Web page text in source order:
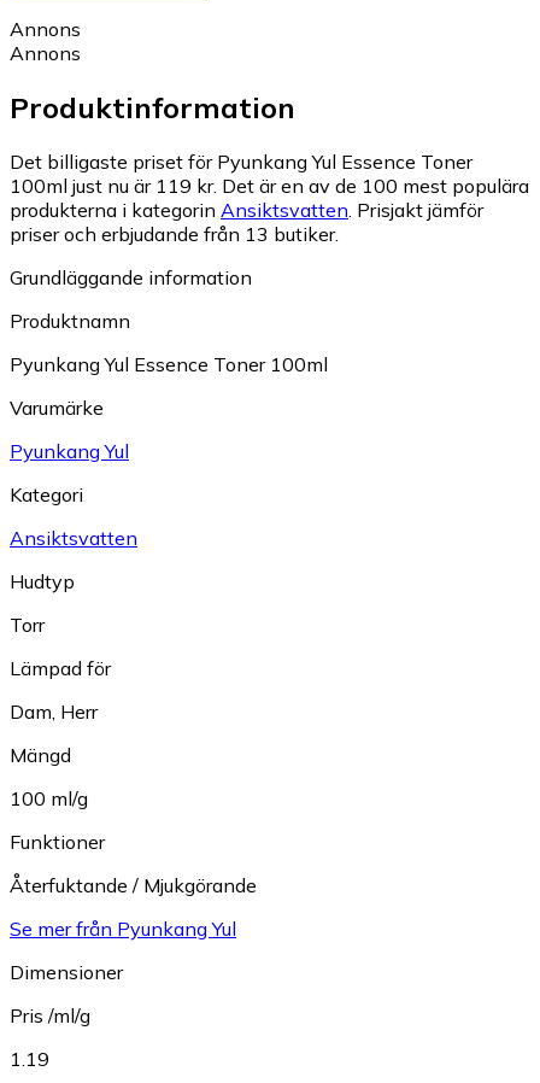
Annons
Annons
Produktinformation
Det billigaste priset för Pyunkang Yul Essence Toner
100ml just nu är 119 kr. Det är en av de 100 mest populära
produkterna i kategorin Ansiktsvatten. Prisjakt jämför
priser och erbjudande från 13 butiker.
Grundläggande information
Produktnamn
Pyunkang Yul Essence Toner 100ml
Varumärke
Pyunkang Yul
Kategori
Ansiktsvatten
Hudtyp
Torr
Lämpad för
Dam, Herr
Mängd
100 ml/g
Funktioner
Återfuktande / Mjukgörande
Se mer från Pyunkang Yul
Dimensioner
Pris /ml/g
1.19